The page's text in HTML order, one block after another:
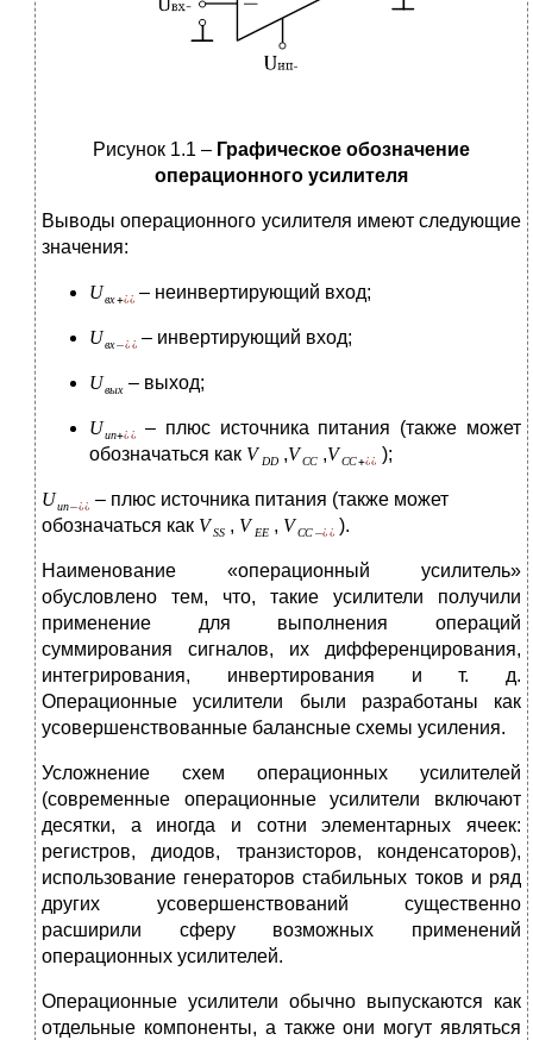
Рисунок 1.1 – Графическое обозначение
операционного усилителя
Выводы операционного усилителя имеют следующие
значения:
– неинвертирующий вход;
– инвертирующий вход;
– выход;
– плюс источника питания (также может
обозначаться как
, , );
– плюс источника питания (также может
обозначаться как
, , ).
Наименование «операционный усилитель»
обусловлено тем, что, такие усилители получили
применение для выполнения операций
суммирования сигналов, их дифференцирования,
интегрирования, инвертирования и т. д.
Операционные усилители были разработаны как
усовершенствованные балансные схемы усиления.
Усложнение схем операционных усилителей
(современные операционные усилители включают
десятки, а иногда и сотни элементарных ячеек:
регистров, диодов, транзисторов, конденсаторов),
использование генераторов стабильных токов и ряд
других усовершенствований существенно
расширили сферу возможных применений
операционных усилителей.
Операционные усилители обычно выпускаются как
отдельные компоненты, а также они могут являться